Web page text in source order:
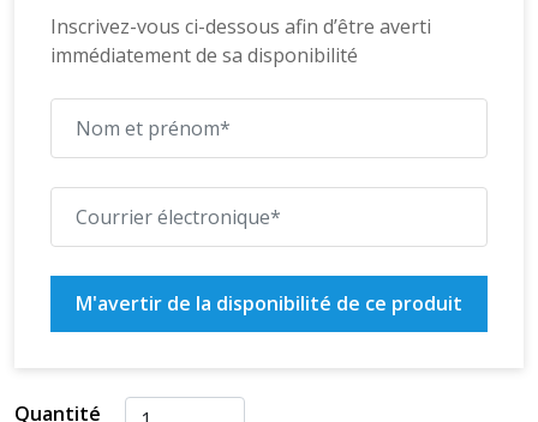
Inscrivez-vous ci-dessous afin d’être averti
immédiatement de sa disponibilité
M'avertir de la disponibilité de ce produit
Quantité